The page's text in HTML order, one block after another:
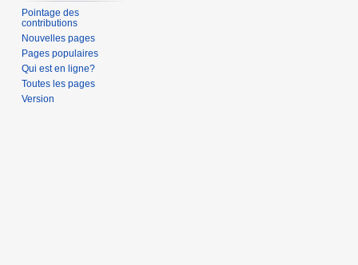
Pointage des
contributions
Nouvelles pages
Pages populaires
Qui est en ligne?
Toutes les pages
Version